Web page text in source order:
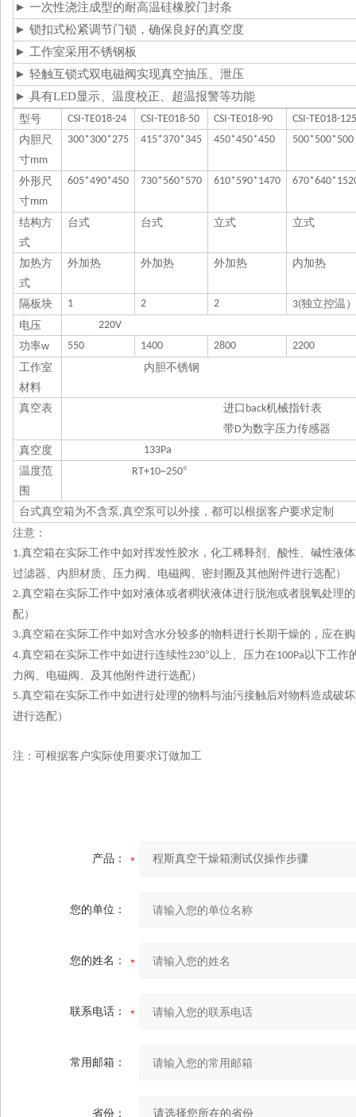
► 一次性浇注成型的耐高温硅橡胶门封条
► 锁扣式松紧调节门锁，确保良好的真空度
► 工作室采用不锈钢板
► 轻触互锁式双电磁阀实现真空抽压、泄压
► 具有LED显示、温度校正、超温报警等功能
型号 CSI-TE018-24 CSI-TE018-50 CSI-TE018-90
CSI-TE018-125
内胆尺
寸mm
300*300*275 415*370*345 450*450*450 500*500*500
外形尺
寸mm
605*490*450 730*560*570 610*590*1470
结构方
式
台式 台式 立式 立式
加热方
式
外加热 外加热 外加热 内加热
隔板块 1 2 2 3(独立控温）
电压
220V
功率w 550 1400 2800
2200
工作室
材料
内胆不锈钢
真空表 进口 back机械指针表
带D为数字压力传感器
真空度
133Pa
温度范
围
RT+10~250°
台式真空箱为不含泵 ,真空泵可以外接，都可以根据客户要求定制
注意：
1.真空箱在实际工作中如对挥发性胶水，化工稀释剂、酸性、碱性液
过滤器、内胆材质、压力阀、电磁阀、密封圈及其他附件进行选配）
2.真空箱在实际工作中如对液体或者稠状液体进行脱泡或者脱氧处理
配）
3.真空箱在实际工作中如对含水分较多的物料进行长期干燥的，应在
4.真空箱在实际工作中如进行连续性230°以上、压力在100Pa 以下工作
力阀、电磁阀、及其他附件进行选配）
5.真空箱在实际工作中如进行处理的物料与油污接触后对物料造成破
进行选配）
注：可根据客户实际使用要求订做加工
产品：
您的单位：
您的姓名：
联系电话：
常用邮箱：
省份：